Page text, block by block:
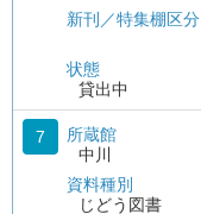
新刊／特集棚区分
状態
貸出中
7
所蔵館
中川
資料種別
じどう図書